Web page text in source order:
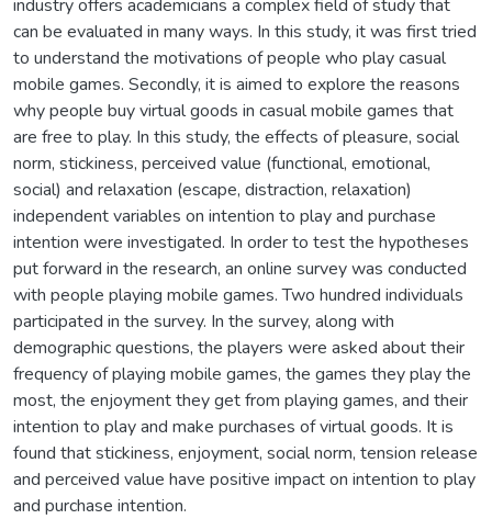
industry offers academicians a complex field of study that
can be evaluated in many ways. In this study, it was first tried
to understand the motivations of people who play casual
mobile games. Secondly, it is aimed to explore the reasons
why people buy virtual goods in casual mobile games that
are free to play. In this study, the effects of pleasure, social
norm, stickiness, perceived value (functional, emotional,
social) and relaxation (escape, distraction, relaxation)
independent variables on intention to play and purchase
intention were investigated. In order to test the hypotheses
put forward in the research, an online survey was conducted
with people playing mobile games. Two hundred individuals
participated in the survey. In the survey, along with
demographic questions, the players were asked about their
frequency of playing mobile games, the games they play the
most, the enjoyment they get from playing games, and their
intention to play and make purchases of virtual goods. It is
found that stickiness, enjoyment, social norm, tension release
and perceived value have positive impact on intention to play
and purchase intention.